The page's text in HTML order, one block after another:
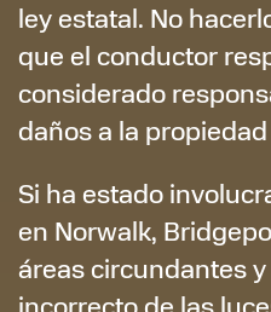
ley estatal. No
que el conductor
considerado
daños a la
Si ha estado
en Norwalk,
áreas circundantes